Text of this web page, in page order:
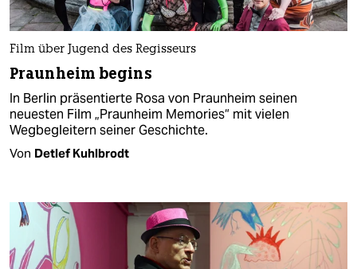
Film über Jugend des Regisseurs
Praunheim begins
In Berlin präsentierte Rosa von Praunheim seinen
neuesten Film „Praunheim Memories“ mit vielen
Wegbegleitern seiner Geschichte.
Von Detlef Kuhlbrodt